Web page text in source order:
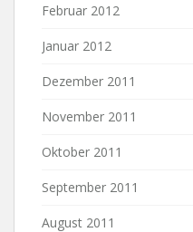
Februar 2012
Januar 2012
Dezember 2011
November 2011
Oktober 2011
September 2011
August 2011